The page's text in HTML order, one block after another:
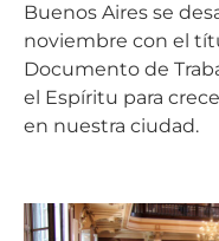
Buenos Aires se
noviembre con el
Documento de
el Espíritu para
en nuestra ciudad.